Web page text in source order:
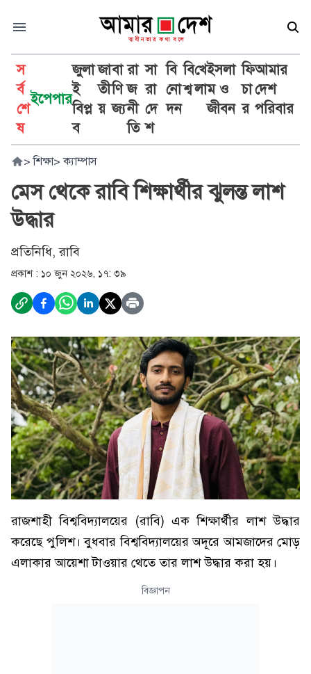
স
র্ব
শে
ষ
ইপেপার
জুলা
ই
বিপ্ল
ব
জা
তী
য়
বা
ণি
জ্য
রা
জ
নী
তি
সা
রা
দে
শ
বি
নো
দন
বি
শ্ব
খে
লা
ইসলা
ম ও
জীবন
ফি
চা
র
আমার
দেশ
পরিবার
> শিক্ষা> ক্যাম্পাস
মেস থেকে রাবি শিক্ষার্থীর ঝুলন্ত লাশ
উদ্ধার
প্রতিনিধি, রাবি
প্রকাশ : ১০ জুন ২০২৬, ১৭: ৩৯
রাজশাহী বিশ্ববিদ্যালয়ের (রাবি) এক শিক্ষার্থীর লাশ উদ্ধার
করেছে পুলিশ। বুধবার বিশ্ববিদ্যালয়ের অদূরে আমজাদের মোড়
এলাকার আয়েশা টাওয়ার থেতে তার লাশ উদ্ধার করা হয়।
বিজ্ঞাপন